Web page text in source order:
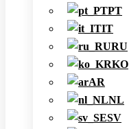
PT
IT
RU
KO
AR
NL
SV